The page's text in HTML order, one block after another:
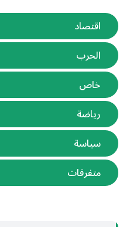
اقتصاد
الحرب
خاص
رياضة
سياسة
متفرقات